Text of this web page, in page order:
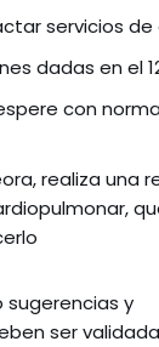
servicios de
dadas en el
con
realiza una
sugerencias y
ser